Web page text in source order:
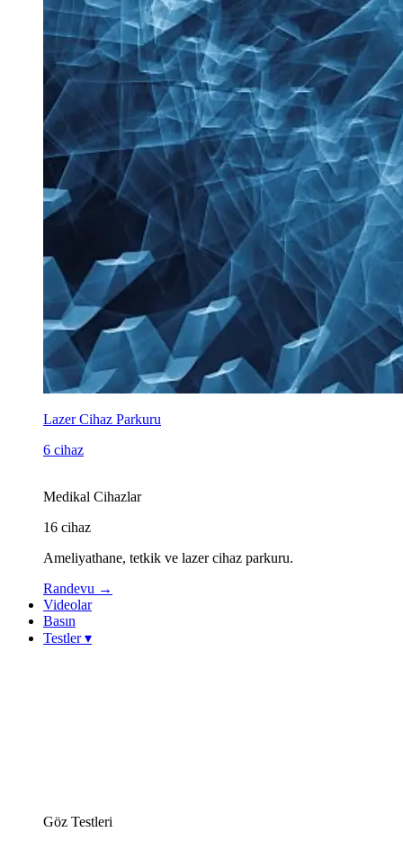
Lazer Cihaz Parkuru
6 cihaz
Medikal Cihazlar
16 cihaz
Ameliyathane, tetkik ve lazer cihaz parkuru.
Randevu →
Videolar
Basın
Testler▾
Göz Testleri